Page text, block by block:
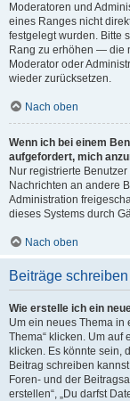
Moderatoren und
eines Ranges nicht
festgelegt wurden. Bitte
Rang zu erhöhen — die
Moderator oder
wieder zurücksetzen.
Nach oben
Wenn ich bei einem
aufgefordert, mich
Nur registrierte
Nachrichten an andere
Administration
dieses Systems durch
Nach oben
Beiträge schreiben
Wie erstelle ich ein
Um ein neues Thema in
Thema“ klicken. Um auf
klicken. Es könnte sein,
Beitrag schreiben
Foren- und der
erstellen“, „Du darfst